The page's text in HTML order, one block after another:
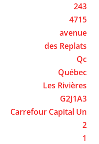
243
4715
avenue
des Replats
Qc
Québec
Les Rivières
G2J1A3
Carrefour Capital Un
2
1